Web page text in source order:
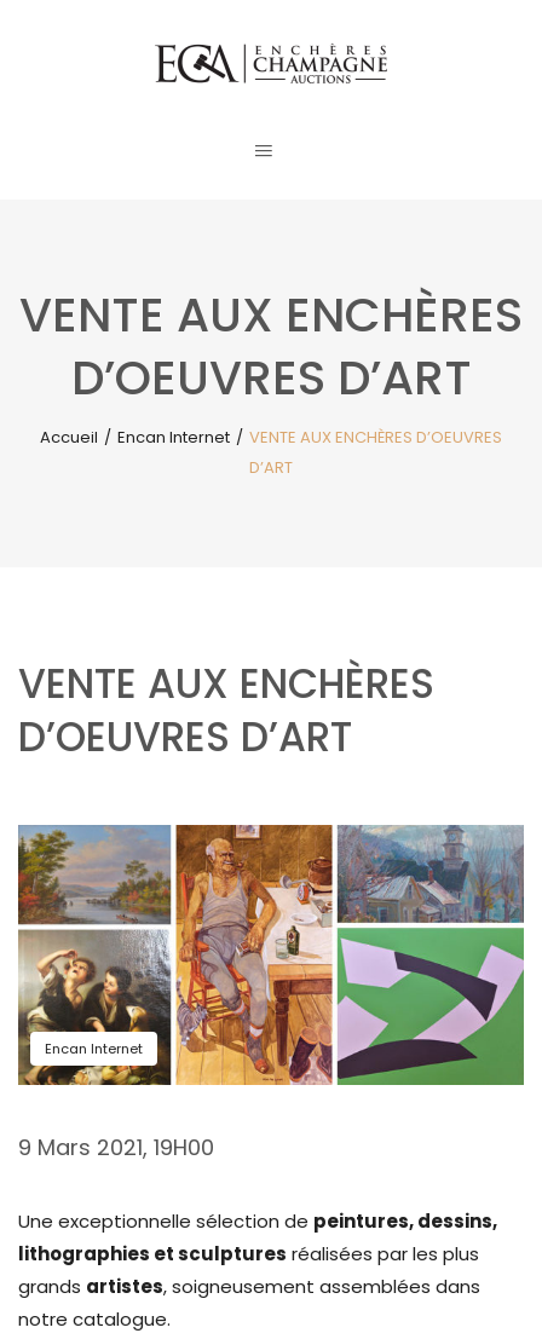
VENTE AUX ENCHÈRES
D’OEUVRES D’ART
Accueil / Encan Internet / VENTE AUX ENCHÈRES D’OEUVRES
D’ART
VENTE AUX ENCHÈRES
D’OEUVRES D’ART
Encan Internet
9 Mars 2021, 19H00
Une exceptionnelle sélection de peintures, dessins,
lithographies et sculptures réalisées par les plus
grands artistes, soigneusement assemblées dans
notre catalogue.